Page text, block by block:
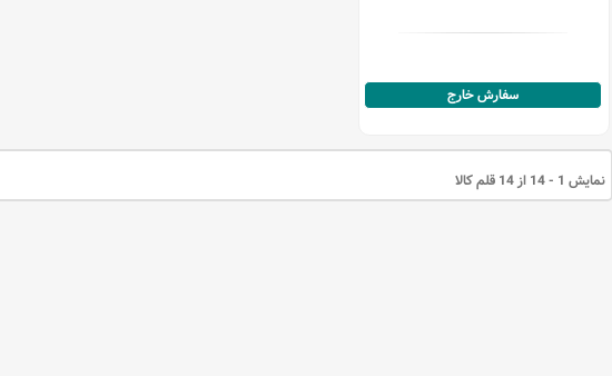
سفارش خارج
نمایش 1 - 14 از 14 قلم کالا